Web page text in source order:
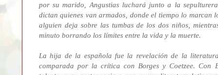
por su marido, Angustias luchará junto a la
dictan quienes van armados, donde el tiempo lo marcan
alguien deja sobre las tumbas de los dos niños,
minuto borrando los límites entre la vida y la muerte.
La hija de la española fue la revelación de la
comparada por la crítica con Borges y Coetzee. Con